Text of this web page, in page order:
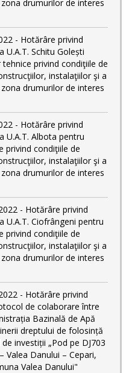
drumurilor de interes
- Hotărâre privind
U.A.T. Schitu Golești
privind condiţiile de
instalaţiilor şi a
drumurilor de interes
- Hotărâre privind
U.A.T. Albota pentru
privind condiţiile de
instalaţiilor şi a
drumurilor de interes
- Hotărâre privind
U.A.T. Ciofrângeni pentru
privind condiţiile de
instalaţiilor şi a
drumurilor de interes
- Hotărâre privind
de colaborare între
Bazinală de Apă
dreptului de folosință
investiții „Pod pe DJ703
Valea Danului – Cepari,
Valea Danului"